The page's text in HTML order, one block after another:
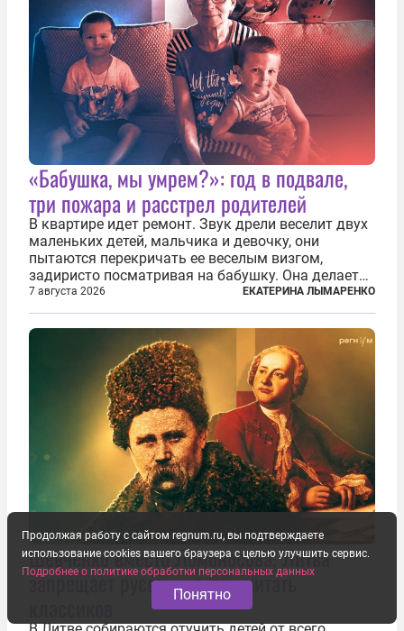
«Бабушка, мы умрем?»: год в подвале,
три пожара и расстрел родителей
В квартире идет ремонт. Звук дрели веселит двух
маленьких детей, мальчика и девочку, они
пытаются перекричать ее веселым визгом,
задиристо посматривая на бабушку. Она делает
им замечание, но внуки чувствуют, что она
сердится невсерьез. И это правда: дрель, конечно,
сверлит противно, но всё...
7 августа 2026 ЕКАТЕРИНА ЛЫМАРЕНКО
Шевченко вместо Ломоносова. Литва
запрещает русским детям читать
Продолжая работу с сайтом regnum.ru, вы подтверждаете
использование cookies вашего браузера с целью улучшить сервис.
Подробнее о политике обработки персональных данных
Понятно